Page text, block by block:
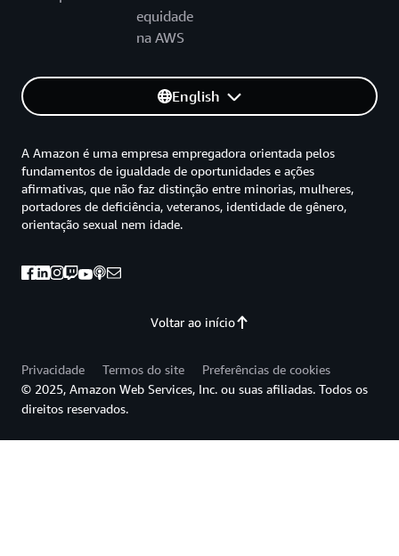
equidade
na AWS
English
Voltar ao início
A Amazon é uma empresa empregadora orientada pelos
fundamentos de igualdade de oportunidades e ações
afirmativas, que não faz distinção entre minorias, mulheres,
portadores de deficiência, veteranos, identidade de gênero,
orientação sexual nem idade.
Privacidade Termos do site
Preferências de cookies
© 2025, Amazon Web Services, Inc. ou suas afiliadas. Todos os
direitos reservados.